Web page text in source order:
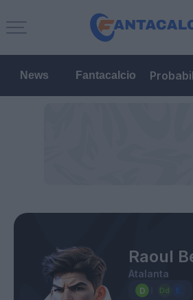
News Fantacalcio
Raoul
Atalanta